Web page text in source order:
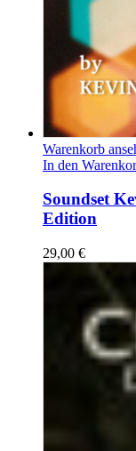
Warenkorb
In den
Soundset
Edition
29,00 €